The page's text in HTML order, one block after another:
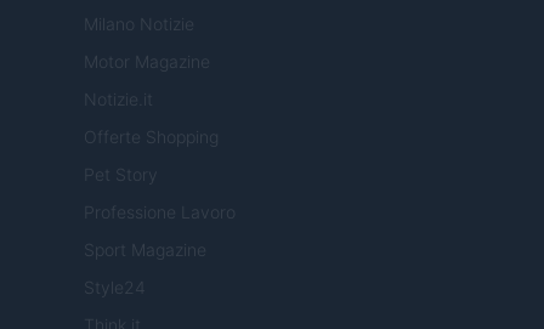
Milano Notizie
Motor Magazine
Notizie.it
Offerte Shopping
Pet Story
Professione Lavoro
Sport Magazine
Style24